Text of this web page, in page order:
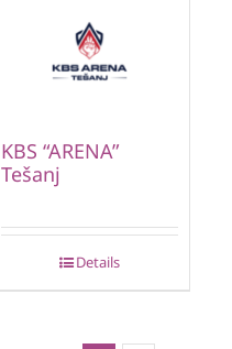
KBS “ARENA”
Tešanj
Details